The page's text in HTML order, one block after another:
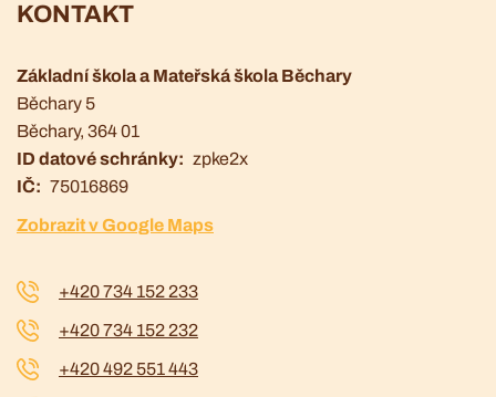
KONTAKT
Základní škola a Mateřská škola Běchary
Běchary 5
Běchary, 364 01
ID datové schránky
zpke2x
IČ
75016869
Zobrazit v Google Maps
+420 734 152 233
+420 734 152 232
+420 492 551 443